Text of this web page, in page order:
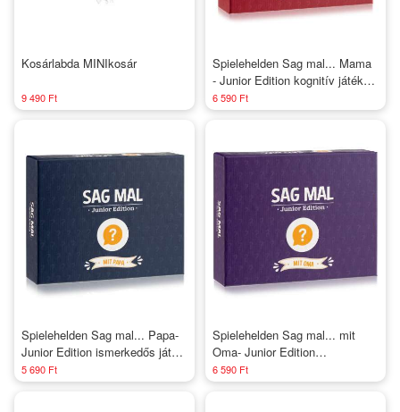
Kosárlabda MINIkosár
9 490 Ft
Spielehelden Sag mal... Mama
- Junior Edition kognitív játék
100+ kérdés Játékosok száma:
2+ Életkor: 8 éves kortól
6 590 Ft
Spielehelden Sag mal... Papa-
Junior Edition ismerkedős játék
100+ kérdés Játékosok száma:
2+ Életkor: 8 éves kortól
5 690 Ft
Spielehelden Sag mal... mit
Oma- Junior Edition
ismerkedős játék 100+ kérdés
Játékosok száma: 2+ Életkor:
6 590 Ft